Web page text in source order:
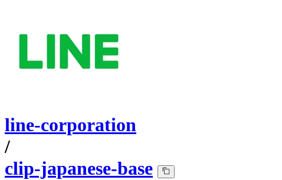
line-corporation
/
clip-japanese-base